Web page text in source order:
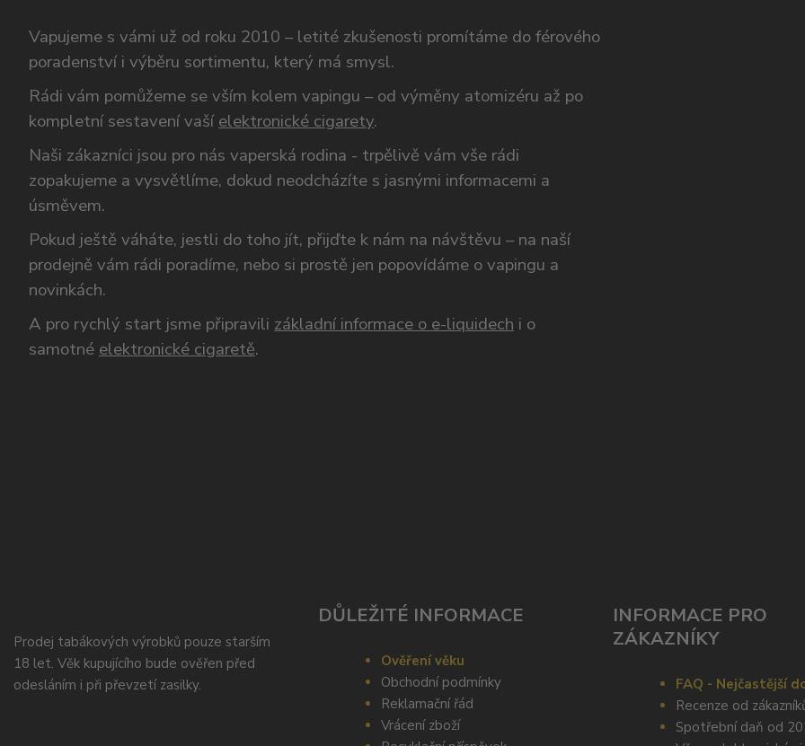
Vapujeme s vámi už od roku 2010 – letité zkušenosti promítáme do férového
poradenství i výběru sortimentu, který má smysl.
Rádi vám pomůžeme se vším kolem vapingu – od výměny atomizéru až po
kompletní sestavení vaší elektronické cigarety.
Naši zákazníci jsou pro nás vaperská rodina - trpělivě vám vše rádi
zopakujeme a vysvětlíme, dokud neodcházíte s jasnými informacemi a
úsměvem.
Pokud ještě váháte, jestli do toho jít, přijďte k nám na návštěvu – na naší
prodejně vám rádi poradíme, nebo si prostě jen popovídáme o vapingu a
novinkách.
A pro rychlý start jsme připravili základní informace o e-liquidech i o
samotné elektronické cigaretě.
Prodej tabákových výrobků pouze starším
18 let. Věk kupujícího bude ověřen před
odesláním i při převzetí zasilky.
DŮLEŽITÉ INFORMACE
Ověření věku
Obchodní podmínky
Reklamační řád
Vrácení zboží
INFORMACE PRO
ZÁKAZNÍKY
FAQ - Nejčastější
Recenze od
Spotřební daň od